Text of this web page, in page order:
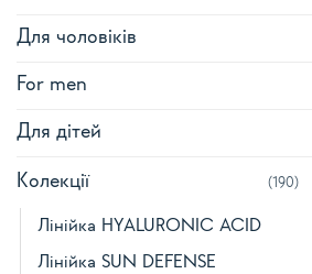
Для чоловіків
For men
Для дітей
Колекції (190)
Лінійка HYALURONIC ACID
Лінійка SUN DEFENSE